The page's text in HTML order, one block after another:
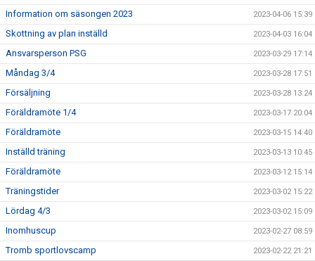
Information om säsongen 2023 2023-04-06 15:39
Skottning av plan inställd 2023-04-03 16:04
Ansvarsperson PSG 2023-03-29 17:14
Måndag 3/4 2023-03-28 17:51
Försäljning 2023-03-28 13:24
Föräldramöte 1/4 2023-03-17 20:04
Föräldramöte 2023-03-15 14:40
Inställd träning 2023-03-13 10:45
Föräldramöte 2023-03-12 15:14
Träningstider 2023-03-02 15:22
Lördag 4/3 2023-03-02 15:09
Inomhuscup 2023-02-27 08:59
Tromb sportlovscamp 2023-02-22 21:21